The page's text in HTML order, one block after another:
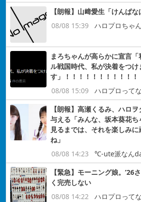
【朗報】山﨑愛生「けんぱ
08/08 15:39
ハロプロちゃ
まろちゃんが高らかに宣言
ル戦国時代、私が決着をつけ
す」！！！！！！！！！！！
08/08 15:09
ハロプロって
【朗報】高瀬くるみ、ハロ
与える「みんな、坂本葵花
見るまでは、それを楽しみに
ね」
08/08 14:23
℃-ute派なん
【緊急】モーニング娘。’26
く完売しない
08/08 14:22
ハロプロって